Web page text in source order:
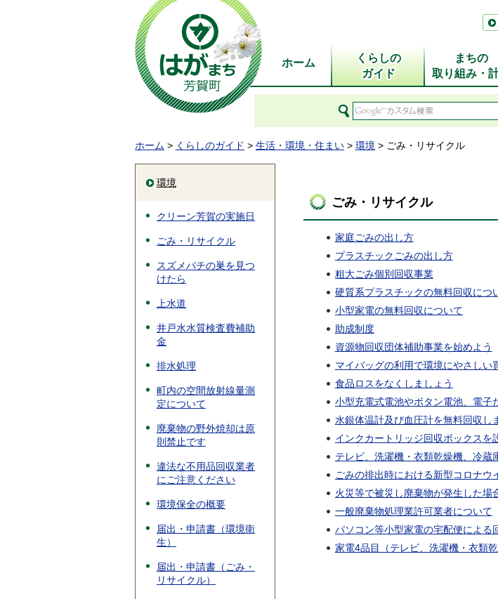
ホーム
くらしの
ガイド
まちの
取り組み・
ホーム > くらしのガイド > 生活・環境・住まい > 環境 > ごみ・リサイクル
環境
クリーン芳賀の実施日
ごみ・リサイクル
スズメバチの巣を見つ
けたら
上水道
井戸水水質検査費補助
金
排水処理
町内の空間放射線量測
定について
廃棄物の野外焼却は原
則禁止です
違法な不用品回収業者
にご注意ください
環境保全の概要
届出・申請書（環境衛
生）
届出・申請書（ごみ・
リサイクル）
ごみ・リサイクル
家庭ごみの出し方
プラスチックごみの出し方
粗大ごみ個別回収事業
硬質系プラスチックの無料回収につ
小型家電の無料回収について
助成制度
資源物回収団体補助事業を始めよう
マイバッグの利用で環境にやさしい
食品ロスをなくしましょう
小型充電式電池やボタン電池、電子
水銀体温計及び血圧計を無料回収し
インクカートリッジ回収ボックスを
テレビ、洗濯機・衣類乾燥機、冷蔵
ごみの排出時における新型コロナウ
火災等で被災し廃棄物が発生した場
一般廃棄物処理業許可業者について
パソコン等小型家電の宅配便による
家電4品目（テレビ、洗濯機・衣類